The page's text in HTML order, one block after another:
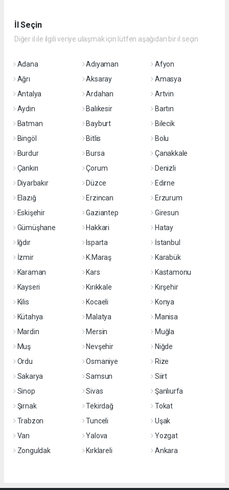
İl Seçin
Diğer il ile ilgili veriye ulaşmak için lütfen aşağıdan bir il seçin
Adana Adıyaman
Afyon
Ağrı
Aksaray
Amasya
Antalya
Ardahan
Artvin
Aydın
Balıkesir
Bartın
Batman
Bayburt
Bilecik
Bingöl
Bitlis
Bolu
Burdur
Bursa
Çanakkale
Çankırı
Çorum
Denizli
Diyarbakır
Düzce
Edirne
Elazığ
Erzincan
Erzurum
Eskişehir
Gaziantep
Giresun
Gümüşhane
Hakkari
Hatay
Iğdır
Isparta
İstanbul
İzmir
K.Maraş
Karabük
Karaman
Kars
Kastamonu
Kayseri
Kırıkkale
Kırşehir
Kilis
Kocaeli
Konya
Kütahya
Malatya
Manisa
Mardin
Mersin
Muğla
Muş
Nevşehir
Niğde
Ordu
Osmaniye
Rize
Sakarya
Samsun
Siirt
Sinop
Sivas
Şanlıurfa
Şırnak
Tekirdağ
Tokat
Trabzon
Tunceli
Uşak
Van
Yalova
Yozgat
Zonguldak
Kırklareli Ankara